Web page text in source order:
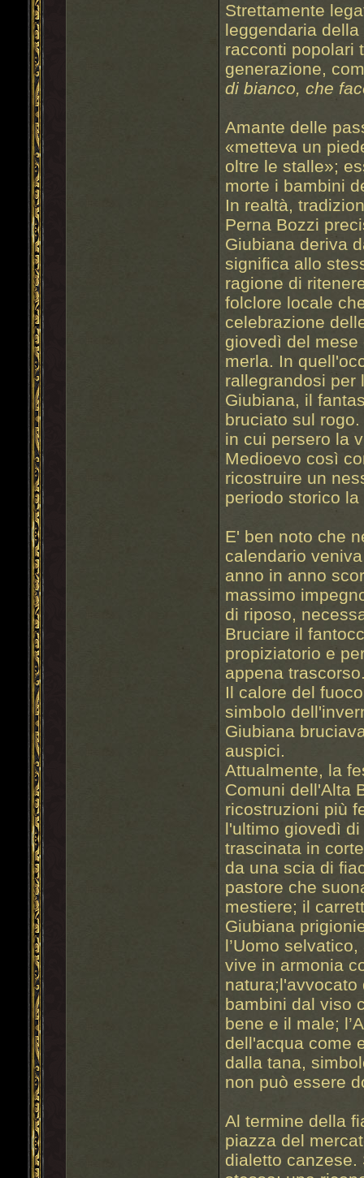
Strettamente
leggendaria della
racconti popolari
generazione,
di bianco, che
Amante delle
«metteva un
oltre le stalle»;
morte i bambini
In realtà,
Perna Bozzi
Giubiana deriva
significa allo
ragione di
folclore locale
celebrazione
giovedì del
merla. In
rallegrandosi per
Giubiana, il
bruciato sul
in cui persero la
Medioevo così
ricostruire un
periodo storico
E' ben noto che
calendario
anno in anno
massimo
di riposo,
Bruciare il
propiziatorio e
appena
Il calore del
simbolo
Giubiana
auspici.
Attualmente, la
Comuni dell'Alta
ricostruzioni più
l'ultimo giovedì
trascinata in
da una scia di
pastore che
mestiere; il
Giubiana
l’Uomo
vive in armonia
bambini dal viso
bene e il male;
dell'acqua come
dalla tana,
non può essere
Al termine della
piazza del
dialetto